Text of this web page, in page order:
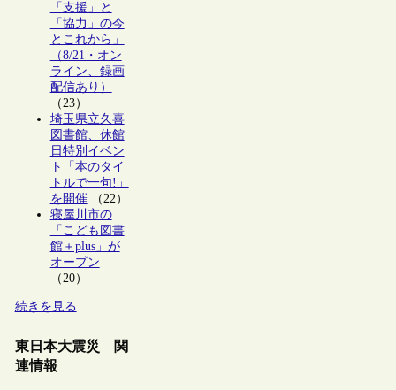
「支援」と
「協力」の今
とこれから」
（8/21・オン
ライン、録画
配信あり）
（23）
埼玉県立久喜
図書館、休館
日特別イベン
ト「本のタイ
トルで一句!」
を開催（22）
寝屋川市の
「こども図書
館＋plus」が
オープン
（20）
続きを見る
東日本大震災 関
連情報